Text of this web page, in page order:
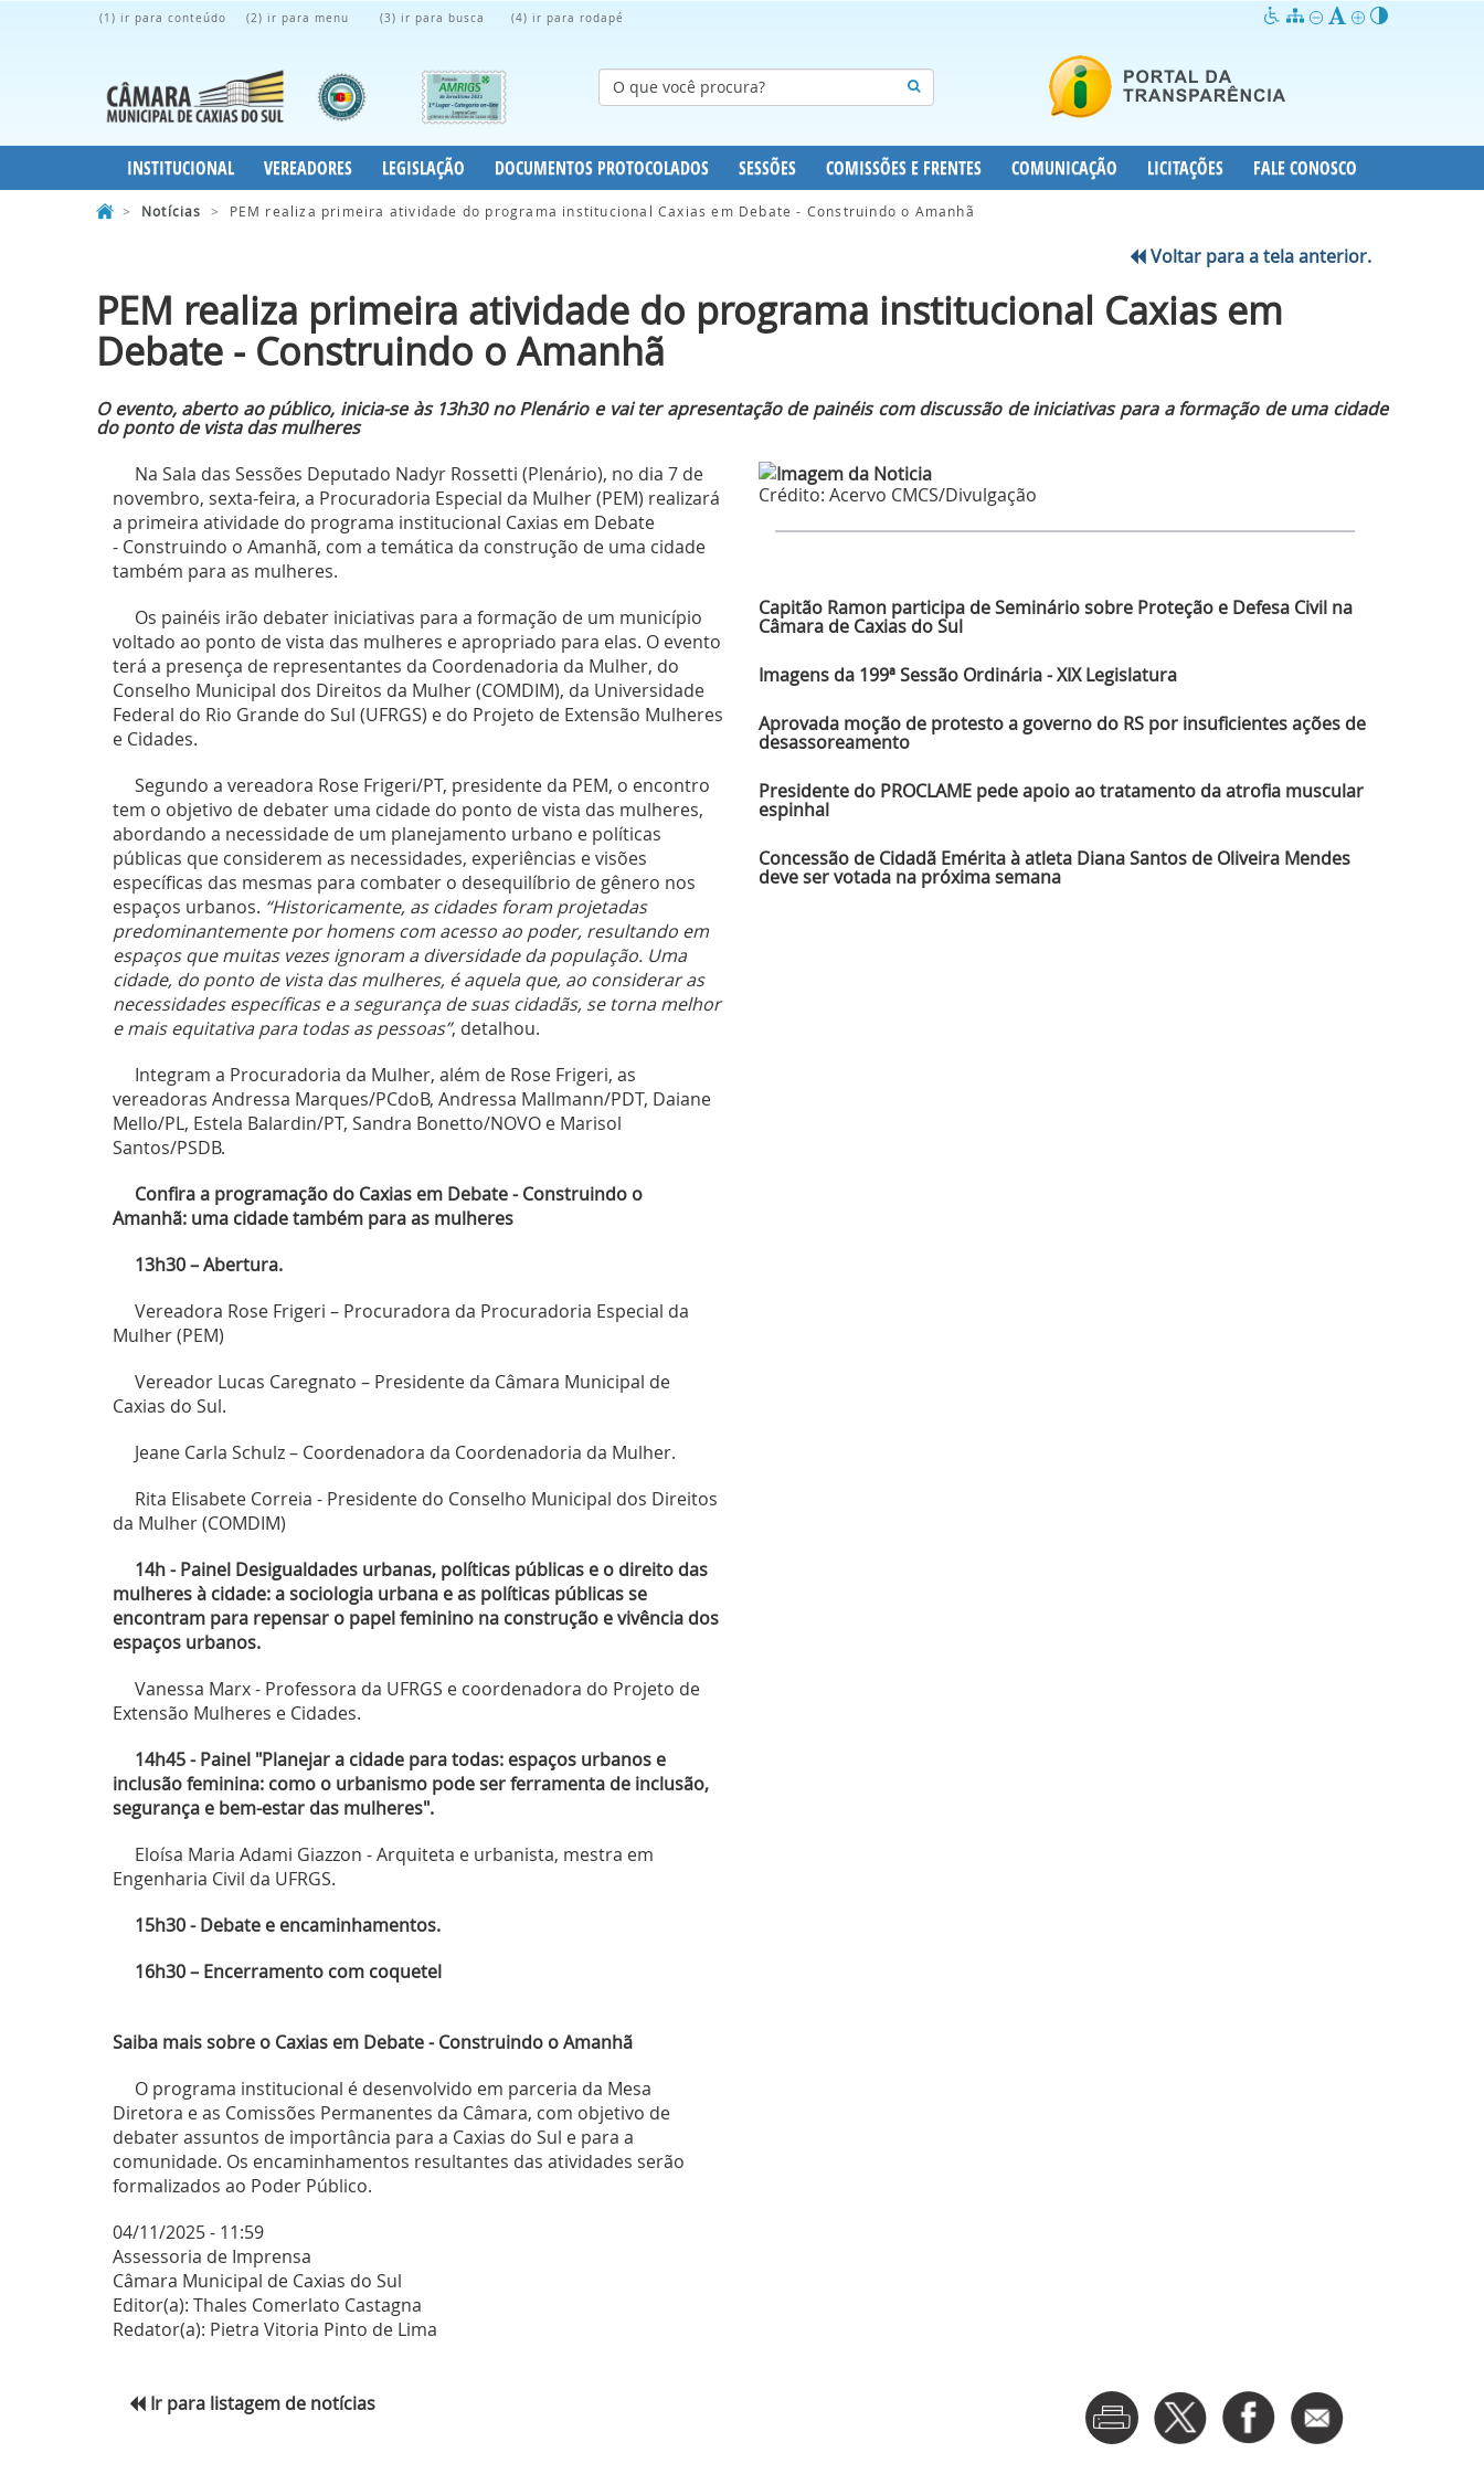
(1) ir para conteúdo (2) ir para menu (3) ir para busca (4) ir para rodapé
INSTITUCIONAL VEREADORES LEGISLAÇÃO DOCUMENTOS PROTOCOLADOS SESSÕES COMISSÕES E FRENTES COMUNICAÇÃO LICITAÇÕES FALE CONOSCO
> Notícias > PEM realiza primeira atividade do programa institucional Caxias em Debate - Construindo o Amanhã
Voltar para a tela anterior.
PEM realiza primeira atividade do programa institucional Caxias em
Debate - Construindo o Amanhã
O evento, aberto ao público, inicia-se às 13h30 no Plenário e vai ter apresentação de painéis com discussão de iniciativas para a formação de uma cidade
do ponto de vista das mulheres
Na Sala das Sessões Deputado Nadyr Rossetti (Plenário), no dia 7 de
novembro, sexta-feira, a Procuradoria Especial da Mulher (PEM) realizará
a primeira atividade do programa institucional Caxias em Debate
- Construindo o Amanhã, com a temática da construção de uma cidade
também para as mulheres.
Os painéis irão debater iniciativas para a formação de um município
voltado ao ponto de vista das mulheres e apropriado para elas. O evento
terá a presença de representantes da Coordenadoria da Mulher, do
Conselho Municipal dos Direitos da Mulher (COMDIM), da Universidade
Federal do Rio Grande do Sul (UFRGS) e do Projeto de Extensão Mulheres
e Cidades.
Segundo a vereadora Rose Frigeri/PT, presidente da PEM, o encontro
tem o objetivo de debater uma cidade do ponto de vista das mulheres,
abordando a necessidade de um planejamento urbano e políticas
públicas que considerem as necessidades, experiências e visões
específicas das mesmas para combater o desequilíbrio de gênero nos
espaços urbanos. “Historicamente, as cidades foram projetadas
predominantemente por homens com acesso ao poder, resultando em
espaços que muitas vezes ignoram a diversidade da população. Uma
cidade, do ponto de vista das mulheres, é aquela que, ao considerar as
necessidades específicas e a segurança de suas cidadãs, se torna melhor
e mais equitativa para todas as pessoas”, detalhou.
Integram a Procuradoria da Mulher, além de Rose Frigeri, as
vereadoras Andressa Marques/PCdoB, Andressa Mallmann/PDT, Daiane
Mello/PL, Estela Balardin/PT, Sandra Bonetto/NOVO e Marisol
Santos/PSDB.
Confira a programação do Caxias em Debate - Construindo o
Amanhã: uma cidade também para as mulheres
13h30 – Abertura.
Vereadora Rose Frigeri – Procuradora da Procuradoria Especial da
Mulher (PEM)
Vereador Lucas Caregnato – Presidente da Câmara Municipal de
Caxias do Sul.
Jeane Carla Schulz – Coordenadora da Coordenadoria da Mulher.
Rita Elisabete Correia - Presidente do Conselho Municipal dos Direitos
da Mulher (COMDIM)
14h - Painel Desigualdades urbanas, políticas públicas e o direito das
mulheres à cidade: a sociologia urbana e as políticas públicas se
encontram para repensar o papel feminino na construção e vivência dos
espaços urbanos.
Vanessa Marx - Professora da UFRGS e coordenadora do Projeto de
Extensão Mulheres e Cidades.
14h45 - Painel "Planejar a cidade para todas: espaços urbanos e
inclusão feminina: como o urbanismo pode ser ferramenta de inclusão,
segurança e bem-estar das mulheres".
Eloísa Maria Adami Giazzon - Arquiteta e urbanista, mestra em
Engenharia Civil da UFRGS.
15h30 - Debate e encaminhamentos.
16h30 – Encerramento com coquetel
Saiba mais sobre o Caxias em Debate - Construindo o Amanhã
O programa institucional é desenvolvido em parceria da Mesa
Diretora e as Comissões Permanentes da Câmara, com objetivo de
debater assuntos de importância para a Caxias do Sul e para a
comunidade. Os encaminhamentos resultantes das atividades serão
formalizados ao Poder Público.
04/11/2025 - 11:59
Assessoria de Imprensa
Câmara Municipal de Caxias do Sul
Editor(a): Thales Comerlato Castagna
Redator(a): Pietra Vitoria Pinto de Lima
Crédito: Acervo CMCS/Divulgação
Capitão Ramon participa de Seminário sobre Proteção e Defesa Civil na
Câmara de Caxias do Sul
Imagens da 199ª Sessão Ordinária - XIX Legislatura
Aprovada moção de protesto a governo do RS por insuficientes ações de
desassoreamento
Presidente do PROCLAME pede apoio ao tratamento da atrofia muscular
espinhal
Concessão de Cidadã Emérita à atleta Diana Santos de Oliveira Mendes
deve ser votada na próxima semana
Ir para listagem de notícias